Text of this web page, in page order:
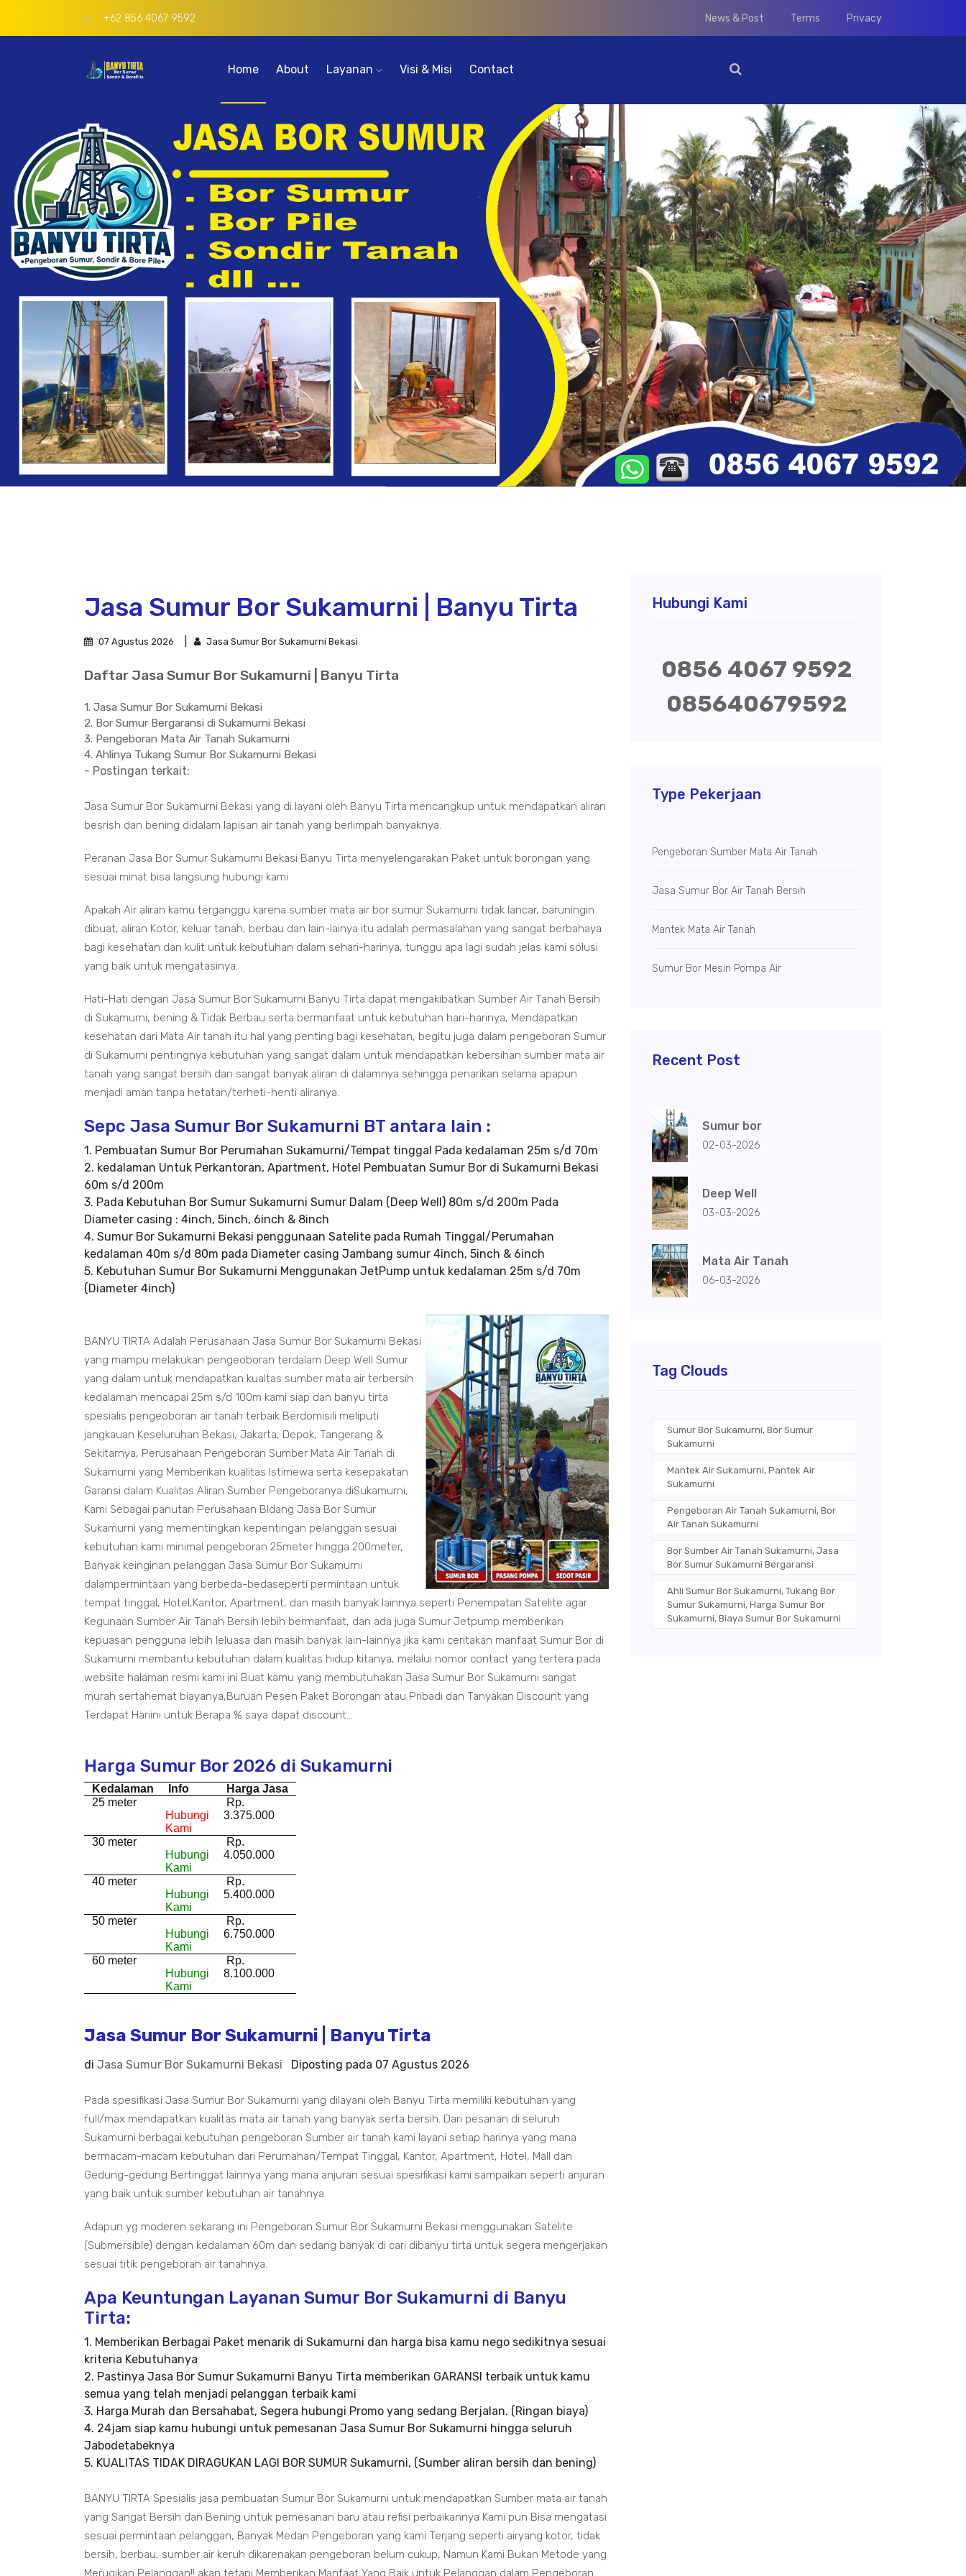
+62 856 4067 9592 News & Post Terms Privacy
Home About Layanan Visi & Misi Contact
Jasa Sumur Bor Sukamurni | Banyu Tirta
07 Agustus 2026 Jasa Sumur Bor Sukamurni Bekasi
Daftar Jasa Sumur Bor Sukamurni | Banyu Tirta
1. Jasa Sumur Bor Sukamurni Bekasi
2. Bor Sumur Bergaransi di Sukamurni Bekasi
3. Pengeboran Mata Air Tanah Sukamurni
4. Ahlinya Tukang Sumur Bor Sukamurni Bekasi
- Postingan terkait:
Jasa Sumur Bor Sukamurni Bekasi yang di layani oleh Banyu Tirta mencangkup untuk mendapatkan aliran
besrish dan bening didalam lapisan air tanah yang berlimpah banyaknya.
Peranan Jasa Bor Sumur Sukamurni Bekasi Banyu Tirta menyelengarakan Paket untuk borongan yang
sesuai minat bisa langsung hubungi kami
Apakah Air aliran kamu terganggu karena sumber mata air bor sumur Sukamurni tidak lancar, baruningin
dibuat, aliran Kotor, keluar tanah, berbau dan lain-lainya itu adalah permasalahan yang sangat berbahaya
bagi kesehatan dan kulit untuk kebutuhan dalam sehari-harinya, tunggu apa lagi sudah jelas kami solusi
yang baik untuk mengatasinya.
Hati-Hati dengan Jasa Sumur Bor Sukamurni Banyu Tirta dapat mengakibatkan Sumber Air Tanah Bersih
di Sukamurni, bening & Tidak Berbau serta bermanfaat untuk kebutuhan hari-harinya, Mendapatkan
kesehatan dari Mata Air tanah itu hal yang penting bagi kesehatan, begitu juga dalam pengeboran Sumur
di Sukamurni pentingnya kebutuhan yang sangat dalam untuk mendapatkan kebersihan sumber mata air
tanah yang sangat bersih dan sangat banyak aliran di dalamnya sehingga penarikan selama apapun
menjadi aman tanpa hetatan/terheti-henti aliranya.
Sepc Jasa Sumur Bor Sukamurni BT antara lain :
1. Pembuatan Sumur Bor Perumahan Sukamurni/Tempat tinggal Pada kedalaman 25m s/d 70m
2. kedalaman Untuk Perkantoran, Apartment, Hotel Pembuatan Sumur Bor di Sukamurni Bekasi
60m s/d 200m
3. Pada Kebutuhan Bor Sumur Sukamurni Sumur Dalam (Deep Well) 80m s/d 200m Pada
Diameter casing : 4inch, 5inch, 6inch & 8inch
4. Sumur Bor Sukamurni Bekasi penggunaan Satelite pada Rumah Tinggal/Perumahan
kedalaman 40m s/d 80m pada Diameter casing Jambang sumur 4inch, 5inch & 6inch
5. Kebutuhan Sumur Bor Sukamurni Menggunakan JetPump untuk kedalaman 25m s/d 70m
(Diameter 4inch)
BANYU TIRTA Adalah Perusahaan Jasa Sumur Bor Sukamurni Bekasi
yang mampu melakukan pengeoboran terdalam Deep Well Sumur
yang dalam untuk mendapatkan kualtas sumber mata air terbersih
kedalaman mencapai 25m s/d 100m kami siap dan banyu tirta
spesialis pengeoboran air tanah terbaik Berdomisili meliputi
jangkauan Keseluruhan Bekasi, Jakarta, Depok, Tangerang &
Sekitarnya, Perusahaan Pengeboran Sumber Mata Air Tanah di
Sukamurni yang Memberikan kualitas Istimewa serta kesepakatan
Garansi dalam Kualitas Aliran Sumber Pengeboranya diSukamurni,
Kami Sebagai panutan Perusahaan BIdang Jasa Bor Sumur
Sukamurni yang mementingkan kepentingan pelanggan sesuai
kebutuhan kami minimal pengeboran 25meter hingga 200meter,
Banyak keinginan pelanggan Jasa Sumur Bor Sukamurni
dalampermintaan yang berbeda-bedaseperti permintaan untuk
tempat tinggal, Hotel,Kantor, Apartment, dan masih banyak lainnya seperti Penempatan Satelite agar
Kegunaan Sumber Air Tanah Bersih lebih bermanfaat, dan ada juga Sumur Jetpump memberikan
kepuasan pengguna lebih leluasa dan masih banyak lain-lainnya jika kami ceritakan manfaat Sumur Bor di
Sukamurni membantu kebutuhan dalam kualitas hidup kitanya, melalui nomor contact yang tertera pada
website halaman resmi kami ini Buat kamu yang membutuhakan Jasa Sumur Bor Sukamurni sangat
murah sertahemat biayanya,Buruan Pesen Paket Borongan atau Pribadi dan Tanyakan Discount yang
Terdapat Hariini untuk Berapa % saya dapat discount...
Harga Sumur Bor 2026 di Sukamurni
Kedalaman Info
Harga Jasa
25 meter
Hubungi
Kami
Rp.
3.375.000
30 meter
Hubungi
Kami
Rp.
4.050.000
40 meter
Hubungi
Kami
Rp.
5.400.000
50 meter
Hubungi
Kami
Rp.
6.750.000
60 meter
Hubungi
Kami
Rp.
8.100.000
Jasa Sumur Bor Sukamurni | Banyu Tirta
di Jasa Sumur Bor Sukamurni Bekasi Diposting pada 07 Agustus 2026
Pada spesifikasi Jasa Sumur Bor Sukamurni yang dilayani oleh Banyu Tirta memiliki kebutuhan yang
full/max mendapatkan kualitas mata air tanah yang banyak serta bersih. Dari pesanan di seluruh
Sukamurni berbagai kebutuhan pengeboran Sumber air tanah kami layani setiap harinya yang mana
bermacam-macam kebutuhan dari Perumahan/Tempat Tinggal, Kantor, Apartment, Hotel, Mall dan
Gedung-gedung Bertinggat lainnya yang mana anjuran sesuai spesifikasi kami sampaikan seperti anjuran
yang baik untuk sumber kebutuhan air tanahnya.
Adapun yg moderen sekarang ini Pengeboran Sumur Bor Sukamurni Bekasi menggunakan Satelite
(Submersible) dengan kedalaman 60m dan sedang banyak di cari dibanyu tirta untuk segera mengerjakan
sesuai titik pengeboran air tanahnya.
Apa Keuntungan Layanan Sumur Bor Sukamurni di Banyu
Tirta:
1. Memberikan Berbagai Paket menarik di Sukamurni dan harga bisa kamu nego sedikitnya sesuai
kriteria Kebutuhanya
2. Pastinya Jasa Bor Sumur Sukamurni Banyu Tirta memberikan GARANSI terbaik untuk kamu
semua yang telah menjadi pelanggan terbaik kami
3. Harga Murah dan Bersahabat, Segera hubungi Promo yang sedang Berjalan. (Ringan biaya)
4. 24jam siap kamu hubungi untuk pemesanan Jasa Sumur Bor Sukamurni hingga seluruh
Jabodetabeknya
5. KUALITAS TIDAK DIRAGUKAN LAGI BOR SUMUR Sukamurni, (Sumber aliran bersih dan bening)
BANYU TIRTA Spesialis jasa pembuatan Sumur Bor Sukamurni untuk mendapatkan Sumber mata air tanah
yang Sangat Bersih dan Bening untuk pemesanan baru atau refisi perbaikannya Kami pun Bisa mengatasi
sesuai permintaan pelanggan, Banyak Medan Pengeboran yang kami Terjang seperti airyang kotor, tidak
bersih, berbau, sumber air keruh dikarenakan pengeboran belum cukup, Namun Kami Bukan Metode yang
Merugikan Pelanggan!! akan tetapi Memberikan Manfaat Yang Baik untuk Pelanggan dalam Pengeboran
Hubungi Kami
0856 4067 9592
085640679592
Type Pekerjaan
Pengeboran Sumber Mata Air Tanah
Jasa Sumur Bor Air Tanah Bersih
Mantek Mata Air Tanah
Sumur Bor Mesin Pompa Air
Recent Post
Sumur bor
02-03-2026
Deep Well
03-03-2026
Mata Air Tanah
06-03-2026
Tag Clouds
Sumur Bor Sukamurni, Bor Sumur
Sukamurni
Mantek Air Sukamurni, Pantek Air
Sukamurni
Pengeboran Air Tanah Sukamurni, Bor
Air Tanah Sukamurni
Bor Sumber Air Tanah Sukamurni, Jasa
Bor Sumur Sukamurni Bergaransi
Ahli Sumur Bor Sukamurni, Tukang Bor
Sumur Sukamurni, Harga Sumur Bor
Sukamurni, Biaya Sumur Bor Sukamurni